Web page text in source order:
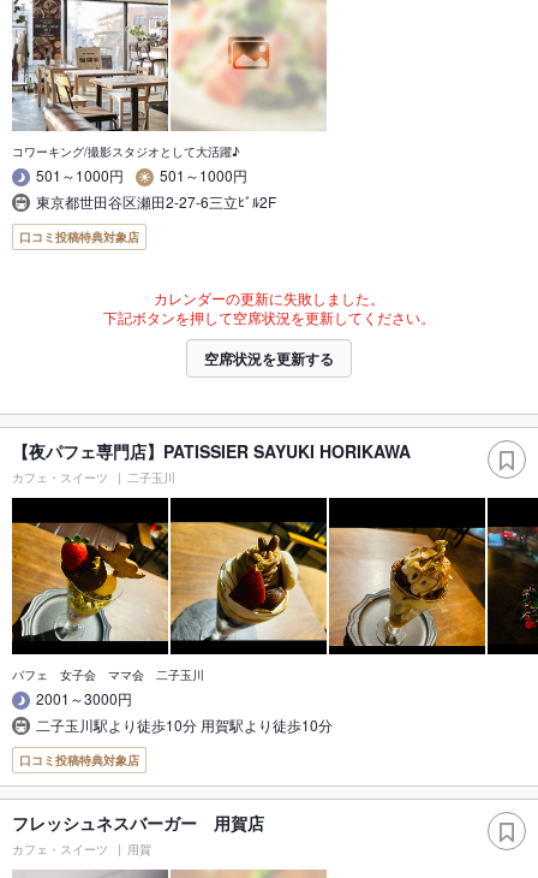
コワーキング/撮影スタジオとして大活躍♪
501～1000円
501～1000円
東京都世田谷区瀬田2-27-6三立ﾋﾞﾙ2F
口コミ投稿特典対象店
カレンダーの更新に失敗しました。
下記ボタンを押して空席状況を更新してください。
空席状況を更新する
【夜パフェ専門店】PATISSIER SAYUKI HORIKAWA
カフェ・スイーツ 二子玉川
パフェ 女子会 ママ会 二子玉川
2001～3000円
二子玉川駅より徒歩10分 用賀駅より徒歩10分
口コミ投稿特典対象店
フレッシュネスバーガー 用賀店
カフェ・スイーツ 用賀